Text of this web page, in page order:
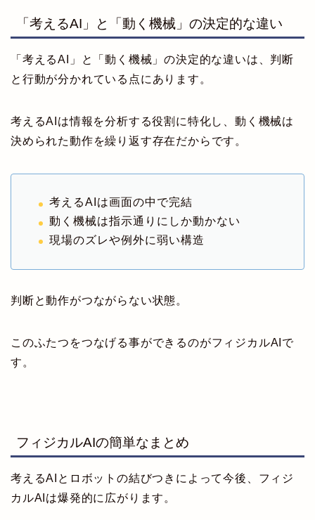
「考えるAI」と「動く機械」の決定的な違い
「考えるAI」と「動く機械」の決定的な違いは、判断
と行動が分かれている点にあります。
考えるAIは情報を分析する役割に特化し、動く機械は
決められた動作を繰り返す存在だからです。
考えるAIは画面の中で完結
動く機械は指示通りにしか動かない
現場のズレや例外に弱い構造
判断と動作がつながらない状態。
このふたつをつなげる事ができるのがフィジカルAIで
す。
フィジカルAIの簡単なまとめ
考えるAIとロボットの結びつきによって今後、フィジ
カルAIは爆発的に広がります。